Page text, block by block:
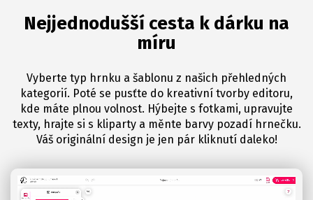
Nejjednodušší cesta k dárku na
míru
Vyberte typ hrnku a šablonu z našich přehledných
kategorií. Poté se pusťte do kreativní tvorby editoru,
kde máte plnou volnost. Hýbejte s fotkami, upravujte
texty, hrajte si s kliparty a měnte barvy pozadí hrnečku.
Váš originální design je jen pár kliknutí daleko!